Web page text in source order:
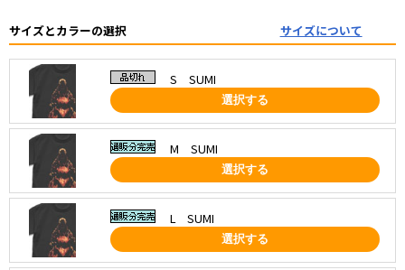
サイズとカラーの選択 サイズについて
S SUMI
選択する
M SUMI
選択する
L SUMI
選択する